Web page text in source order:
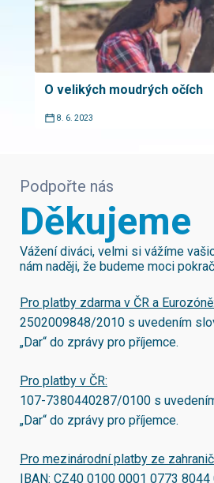
O velikých moudrých očích
8. 6. 2023
Podpořte nás
Děkujeme
Vážení diváci, velmi si vážíme
nám naději, že budeme moci
Pro platby zdarma v ČR a Eurozóně:
2502009848/2010 s uvedením
„Dar“ do zprávy pro příjemce.
Pro platby v ČR:
107-7380440287/0100 s
„Dar“ do zprávy pro příjemce.
Pro mezinárodní platby ze
IBAN: CZ40 0100 0001 0773 8044